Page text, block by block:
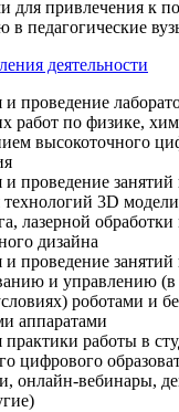
для привлечения к
в педагогические
деятельности
и проведение
работ по физике,
высокоточного
и проведение
3D
лазерной обработки
дизайна
и проведение
и управлению (в
роботами и
аппаратами
практики работы в
цифрового
онлайн-вебинары,